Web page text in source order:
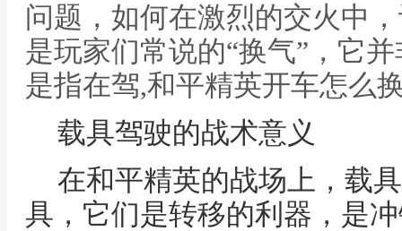
问题，如何在激烈的交火中
是玩家们常说的“换气”，它
是指在驾,和平精英开车怎么
载具驾驶的战术意义
在和平精英的战场上，载
具，它们是转移的利器，是